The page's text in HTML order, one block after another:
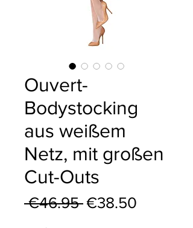
Ouvert-
Bodystocking
aus weißem
Netz, mit großen
Cut-Outs
€46.95 Regular Price
€38.50